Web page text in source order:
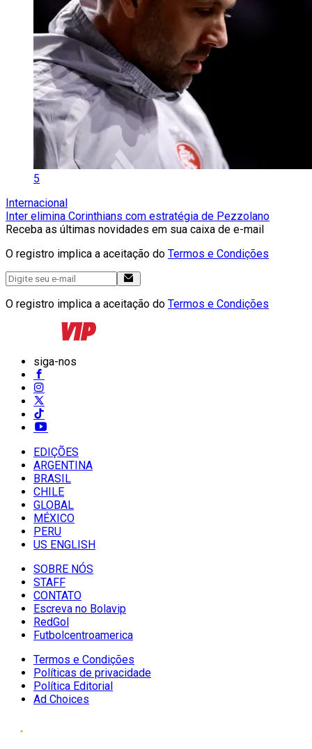
5
Internacional
Inter elimina Corinthians com estratégia de Pezzolano
Receba as últimas novidades em sua caixa de e-mail
O registro implica a aceitação do Termos e Condições
O registro implica a aceitação do Termos e Condições
siga-nos
EDIÇÕES
ARGENTINA
BRASIL
CHILE
GLOBAL
MÉXICO
PERU
US ENGLISH
SOBRE NÓS
STAFF
CONTATO
Escreva no Bolavip
RedGol
Futbolcentroamerica
Termos e Condições
Políticas de privacidade
Política Editorial
Ad Choices